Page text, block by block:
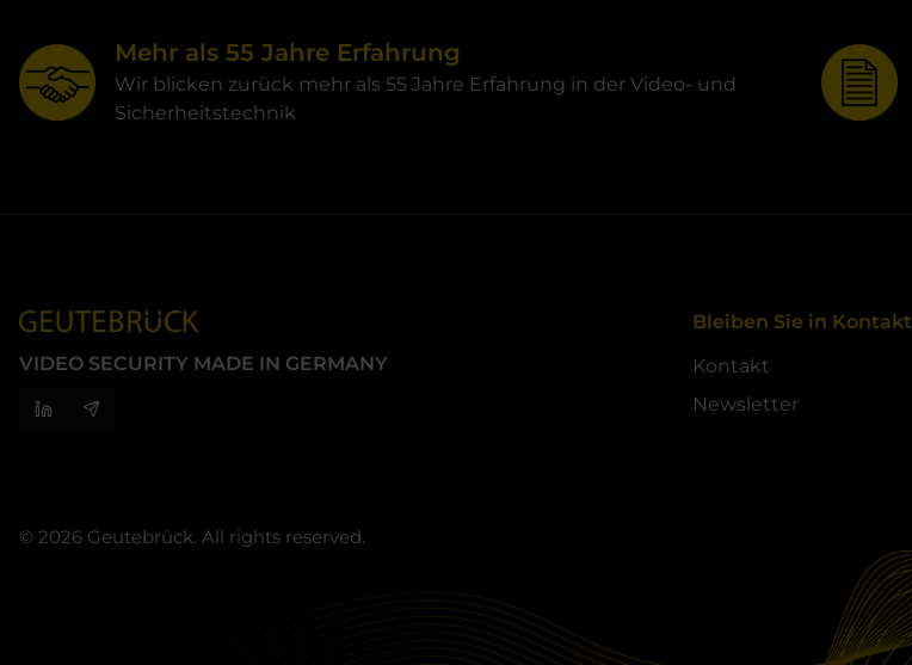
Mehr als 55 Jahre Erfahrung
Wir blicken zurück mehr als 55 Jahre Erfahrung in der Video- und
Sicherheitstechnik
VIDEO SECURITY MADE IN GERMANY
Bleiben Sie in Kontakt
Kontakt
Newsletter
© 2026 Geutebrück. All rights reserved.